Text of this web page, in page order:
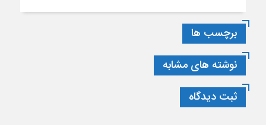
برچسب ها
نوشته های مشابه
ثبت دیدگاه